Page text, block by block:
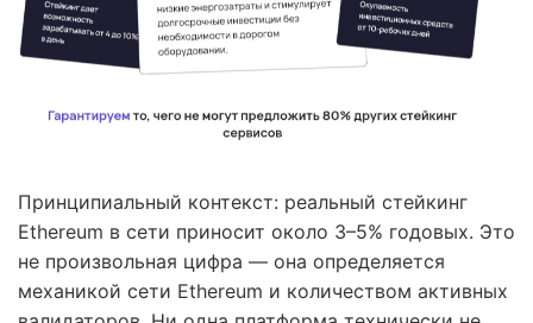
Принципиальный контекст: реальный стейкинг
Ethereum в сети приносит около 3–5% годовых. Это
не произвольная цифра — она определяется
механикой сети Ethereum и количеством активных